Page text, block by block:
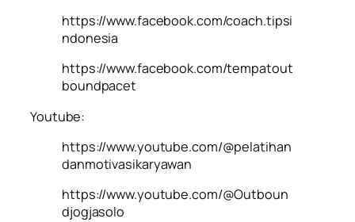
https://www.facebook.com/coach.tipsi
ndonesia
https://www.facebook.com/tempatout
boundpacet
Youtube:
https://www.youtube.com/@pelatihan
danmotivasikaryawan
https://www.youtube.com/@Outboun
djogjasolo